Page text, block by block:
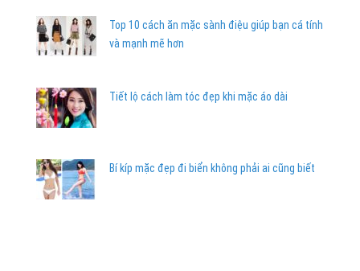
Top 10 cách ăn mặc sành điệu giúp bạn cá tính
và mạnh mẽ hơn
Tiết lộ cách làm tóc đẹp khi mặc áo dài
Bí kíp mặc đẹp đi biển không phải ai cũng biết